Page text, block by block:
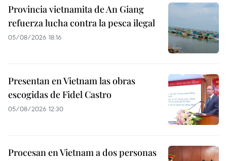
Provincia vietnamita de An Giang
refuerza lucha contra la pesca ilegal
05/08/2026 18:16
Presentan en Vietnam las obras
escogidas de Fidel Castro
05/08/2026 12:30
Procesan en Vietnam a dos personas